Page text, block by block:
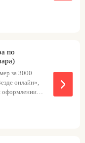
с
по
за 3000
онлайн»,